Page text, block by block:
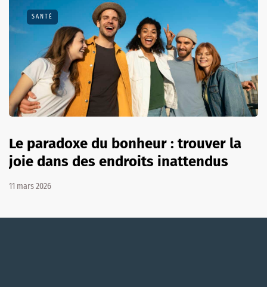
SANTÉ
Le paradoxe du bonheur : trouver la
joie dans des endroits inattendus
11 mars 2026